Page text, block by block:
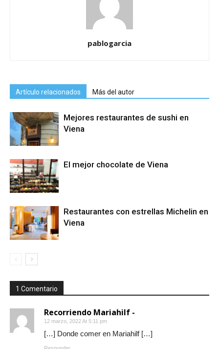
pablogarcia
Artículo relacionados Más del autor
Mejores restaurantes de sushi en
Viena
El mejor chocolate de Viena
Restaurantes con estrellas Michelin en
Viena
1 Comentario
Recorriendo Mariahilf -
12 marzo, 2022 At 5:11 pm
[…] Donde comer en Mariahilf […]